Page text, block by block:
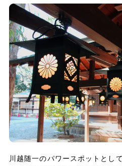
川越随一のパワースポットとし